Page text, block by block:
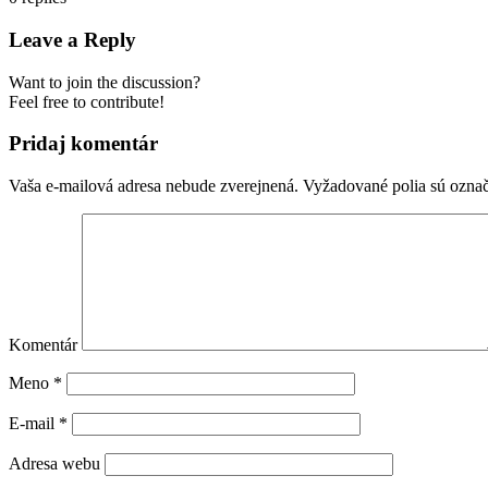
Leave a Reply
Want to join the discussion?
Feel free to contribute!
Pridaj komentár
Vaša e-mailová adresa nebude zverejnená. Vyžadované polia sú
Komentár
Meno *
E-mail *
Adresa webu